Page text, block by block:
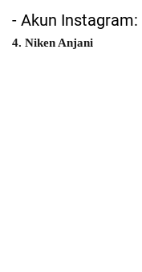
- Akun Instagram:
4. Niken Anjani